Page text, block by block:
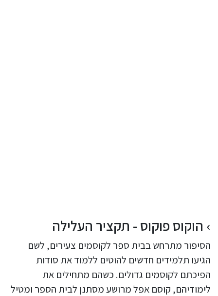
הוקוס פוקוס - תקציר העלילה
הסיפור מתרחש בבית ספר לקוסמים צעירים, לשם
הגיעו תלמידים חדשים להוטים ללמוד את סודות
הפיכתם לקוסמים גדולים. כשהם מתחילים את
לימודיהם, קוסם אפל מרושע מסתנן לבית הספר ומטיל